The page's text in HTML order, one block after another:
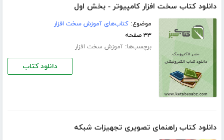
دانلود کتاب سخت افزار کامپیوتر - بخش اول
موضوع:کتاب‌های آموزش سخت افزار
۳۳ صفحه
برچسب‌ها:آموزش سخت افزار
دانلود کتاب
دانلود کتاب راهنمای تصویری تجهیزات شبکه